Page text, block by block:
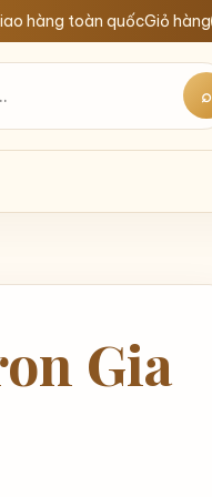
hàng toàn quốcGiỏ hàng
⌕
Gia